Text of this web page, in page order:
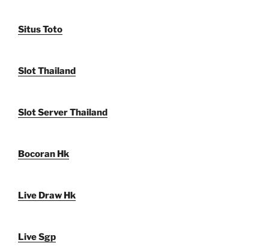
Situs Toto
Slot Thailand
Slot Server Thailand
Bocoran Hk
Live Draw Hk
Live Sgp